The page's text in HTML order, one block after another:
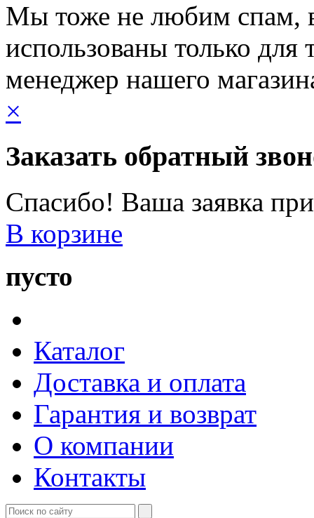
Мы тоже не любим спам,
использованы только для
менеджер нашего
×
Заказать обратный
Спасибо! Ваша заявка
В корзине
пусто
Каталог
Доставка и оплата
Гарантия и возврат
О компании
Контакты